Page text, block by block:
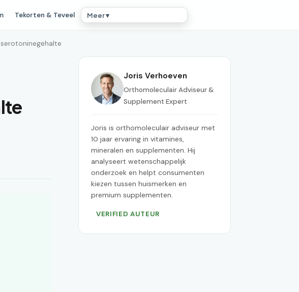
Tekorten & Teveel Meer ▾
serotoninegehalte
Joris Verhoeven
Orthomoleculair Adviseur &
Supplement Expert
Joris is orthomoleculair adviseur met
10 jaar ervaring in vitamines,
mineralen en supplementen. Hij
analyseert wetenschappelijk
onderzoek en helpt consumenten
kiezen tussen huismerken en
premium supplementen.
VERIFIED AUTEUR